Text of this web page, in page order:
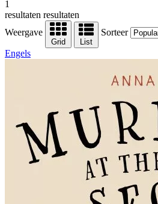
1
resultaten resultaten
Weergave
Grid List
Sorteer
Engels